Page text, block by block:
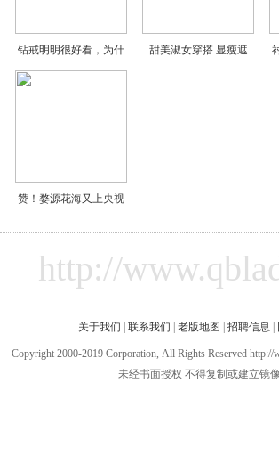
钻戒明明很好看，为什 甜美淑女穿搭 显瘦遮
赞！婺源花海又上央视
http://
关于我们 联系我们 老版地图 招聘信息
Copyright 2000-2019 Corporation, All Rights Reserved
未经书面授权 不得复制或建立镜